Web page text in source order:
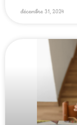
décembre 31, 2024